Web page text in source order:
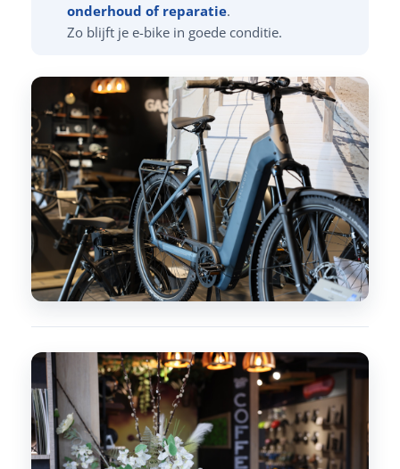
onderhoud of reparatie.
Zo blijft je e-bike in goede conditie.